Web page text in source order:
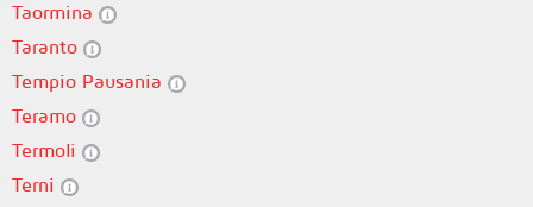
Taormina
Taranto
Tempio Pausania
Teramo
Termoli
Terni